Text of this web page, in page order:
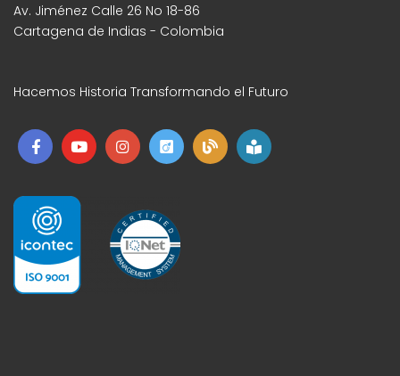
Av. Jiménez Calle 26 No 18-86
Cartagena de Indias - Colombia
Hacemos Historia Transformando el Futuro